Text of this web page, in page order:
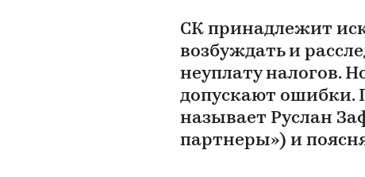
СК принадлежит
возбуждать и
неуплату налогов.
допускают ошибки.
называет Руслан
партнеры») и